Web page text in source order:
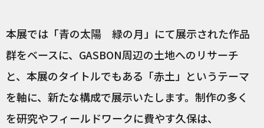
本展では「青の太陽 緑の月」にて展示された作品
群をベースに、GASBON周辺の土地へのリサーチ
と、本展のタイトルでもある「赤土」というテーマ
を軸に、新たな構成で展示いたします。制作の多く
を研究やフィールドワークに費やす久保は、